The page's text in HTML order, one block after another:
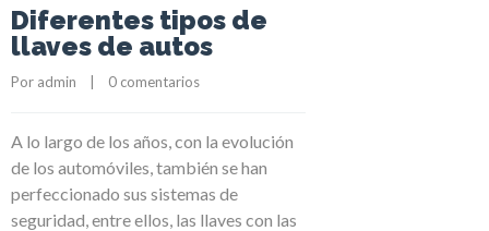
Diferentes tipos de
llaves de autos
Por admin 0 comentarios
A lo largo de los años, con la evolución
de los automóviles, también se han
perfeccionado sus sistemas de
seguridad, entre ellos, las llaves con las